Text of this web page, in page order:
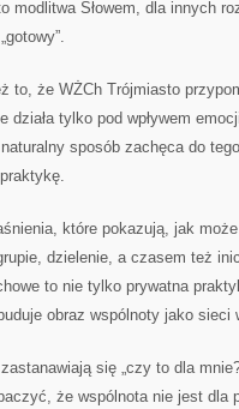
modlitwa Słowem, dla innych
to, że WŻCh Trójmiasto
działa tylko pod wpływem
sposób zachęca do
które pokazują, jak
dzielenie, a czasem też
to nie tylko prywatna
obraz wspólnoty jako sieci
się „czy to dla
że wspólnota nie jest dla